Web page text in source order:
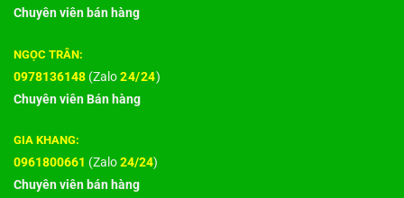
Chuyên viên bán hàng
NGỌC TRÂN:
0978136148 (Zalo24/24)
Chuyên viên Bán hàng
GIA KHANG:
0961800661 (Zalo24/24)
Chuyên viên bán hàng